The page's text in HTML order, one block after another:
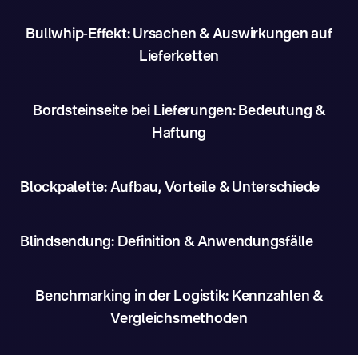
Bullwhip-Effekt: Ursachen & Auswirkungen auf
Lieferketten
Bordsteinseite bei Lieferungen: Bedeutung &
Haftung
Blockpalette: Aufbau, Vorteile & Unterschiede
Blindsendung: Definition & Anwendungsfälle
Benchmarking in der Logistik: Kennzahlen &
Vergleichsmethoden